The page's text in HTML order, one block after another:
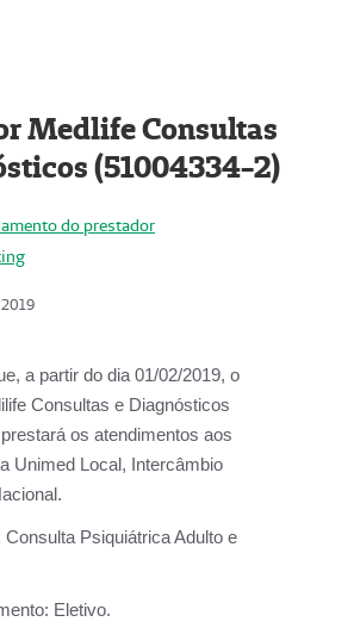
Medlife Consultas
(51004334-2)
do prestador
a partir do dia 01/02/2019, o
Consultas e Diagnósticos
os atendimentos aos
Unimed Local, Intercâmbio
Consulta Psiquiátrica Adulto e
Eletivo.